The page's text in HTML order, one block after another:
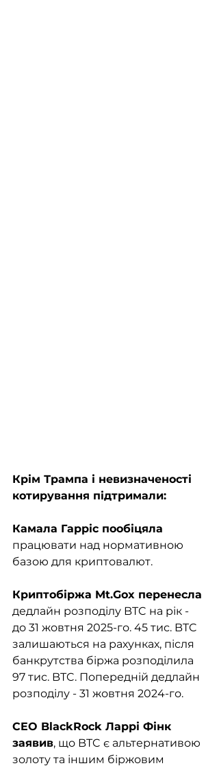
Крім Трампа і невизначеності
котирування підтримали:
Камала Гарріс пообіцяла
працювати над нормативною
базою для криптовалют.
Криптобіржа Mt.Gox перенесла
дедлайн розподілу BTC на рік -
до 31 жовтня 2025-го. 45 тис. BTC
залишаються на рахунках, після
банкрутства біржа розподілила
97 тис. BTC. Попередній дедлайн
розподілу - 31 жовтня 2024-го.
CEO BlackRock Ларрі Фінк
заявив, що BTC є альтернативою
золоту та іншим біржовим